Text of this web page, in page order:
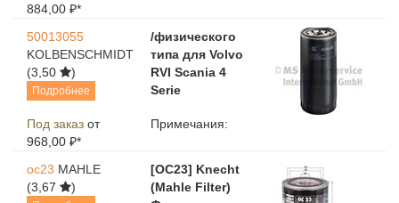
884,00 ₽*
50013055
KOLBENSCHMIDT
(3,50
)
Подробнее
/физического
типа для Volvo
RVI Scania 4
Serie
Под заказ от
968,00 ₽*
Примечания:
oc23 MAHLE
(3,67
)
[OC23] Knecht
(Mahle Filter)